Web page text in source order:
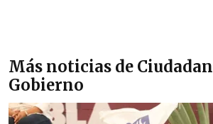
Más noticias de
Gobierno